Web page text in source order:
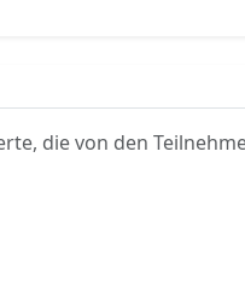
die von den